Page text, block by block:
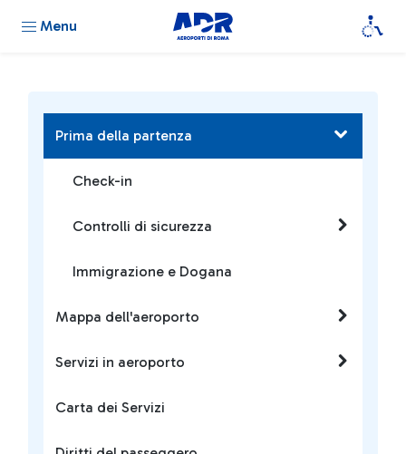
Menu
Prima della partenza
Check-in
Controlli di sicurezza
Immigrazione e Dogana
Mappa dell'aeroporto
Servizi in aeroporto
Carta dei Servizi